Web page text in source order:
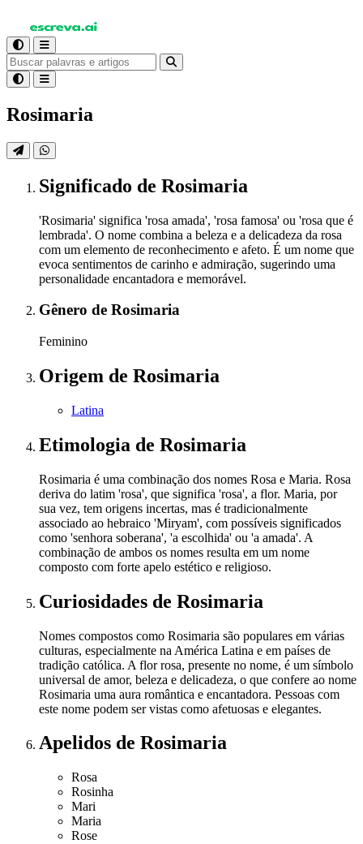
Rosimaria
Significado de Rosimaria
'Rosimaria' significa 'rosa amada', 'rosa famosa' ou 'rosa que é
lembrada'. O nome combina a beleza e a delicadeza da rosa
com um elemento de reconhecimento e afeto. É um nome que
evoca sentimentos de carinho e admiração, sugerindo uma
personalidade encantadora e memorável.
Gênero de Rosimaria
Feminino
Origem de Rosimaria
Latina
Etimologia de Rosimaria
Rosimaria é uma combinação dos nomes Rosa e Maria. Rosa
deriva do latim 'rosa', que significa 'rosa', a flor. Maria, por
sua vez, tem origens incertas, mas é tradicionalmente
associado ao hebraico 'Miryam', com possíveis significados
como 'senhora soberana', 'a escolhida' ou 'a amada'. A
combinação de ambos os nomes resulta em um nome
composto com forte apelo estético e religioso.
Curiosidades de Rosimaria
Nomes compostos como Rosimaria são populares em várias
culturas, especialmente na América Latina e em países de
tradição católica. A flor rosa, presente no nome, é um símbolo
universal de amor, beleza e delicadeza, o que confere ao nome
Rosimaria uma aura romântica e encantadora. Pessoas com
este nome podem ser vistas como afetuosas e elegantes.
Apelidos de Rosimaria
Rosa
Rosinha
Mari
Maria
Rose